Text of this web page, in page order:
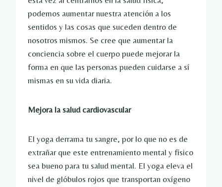
podemos aumentar nuestra atención a los
sentidos y las cosas que suceden dentro de
nosotros mismos. Se cree que aumentar la
conciencia sobre el cuerpo puede mejorar la
forma en que las personas pueden cuidarse a sí
mismas en su vida diaria.
Mejora la salud cardiovascular
El yoga derrama tu sangre, por lo que no es de
extrañar que este entrenamiento mental y físico
sea bueno para tu salud mental. El yoga eleva el
nivel de glóbulos rojos que transportan oxígeno